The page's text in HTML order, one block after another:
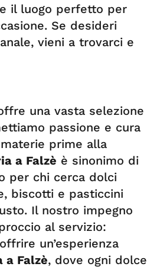
il luogo perfetto per
Se desideri
vieni a trovarci e
una vasta selezione
passione e cura
prime alla
a Falzè è sinonimo di
per chi cerca dolci
biscotti e pasticcini
Il nostro impegno
al servizio:
un’esperienza
a Falzè, dove ogni dolce